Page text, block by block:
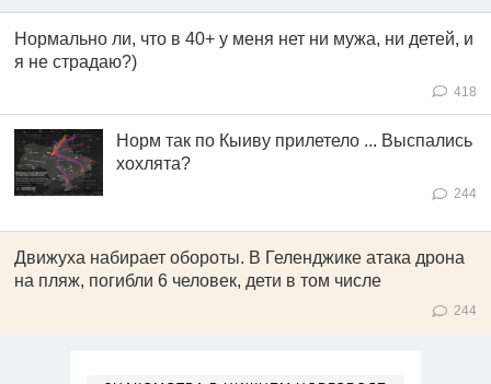
Нормально ли, что в 40+ у меня нет ни мужа, ни детей, и
я не страдаю?)
418
Норм так по Кыиву прилетело ... Выспались
хохлята?
244
Движуха набирает обороты. В Геленджике атака дрона
на пляж, погибли 6 человек, дети в том числе
244